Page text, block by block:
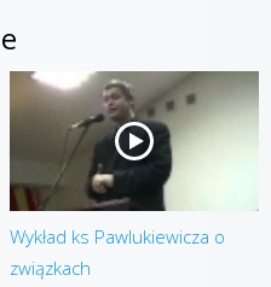
Wykład ks Pawlukiewicza o
związkach